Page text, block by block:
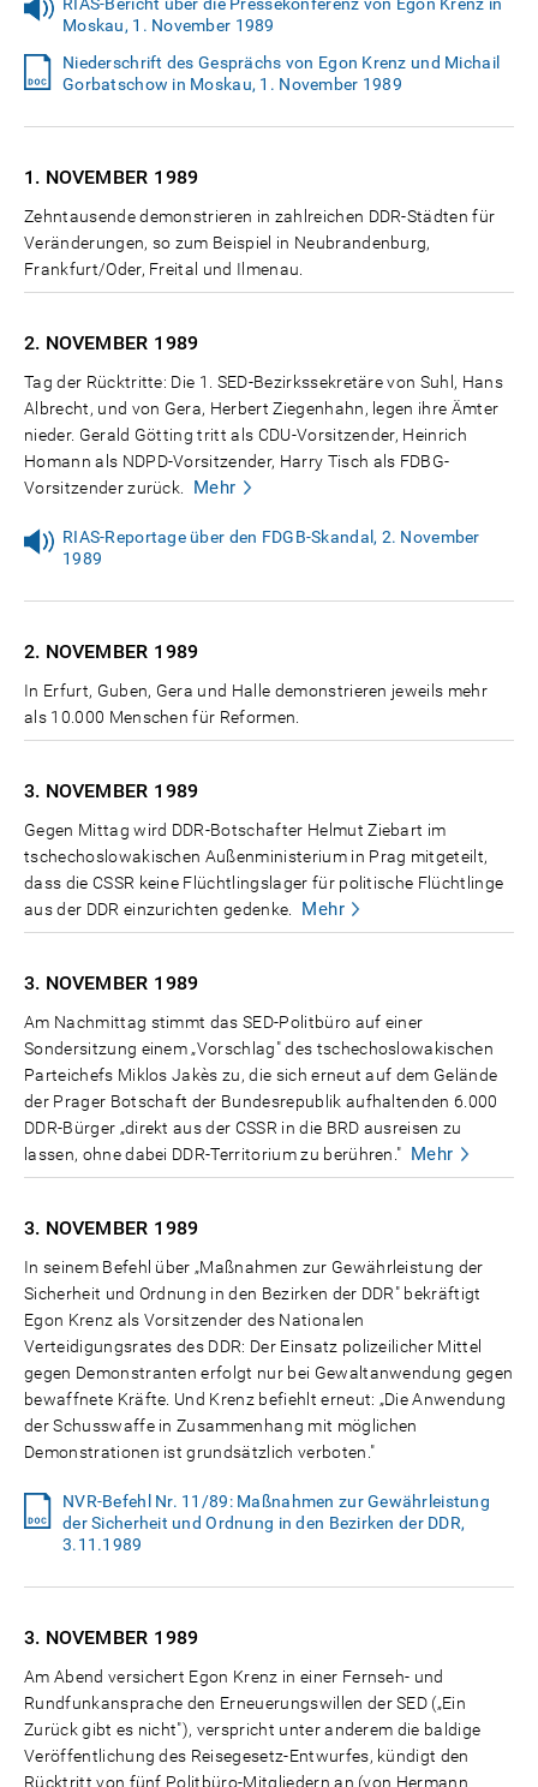
Moskau, 1. November 1989
Niederschrift des Gesprächs von Egon Krenz und Michail
Gorbatschow in Moskau, 1. November 1989
1. NOVEMBER 1989
Zehntausende demonstrieren in zahlreichen DDR-Städten für
Veränderungen, so zum Beispiel in Neubrandenburg,
Frankfurt/Oder, Freital und Ilmenau.
2. NOVEMBER 1989
Tag der Rücktritte: Die 1. SED-Bezirkssekretäre von Suhl, Hans
Albrecht, und von Gera, Herbert Ziegenhahn, legen ihre Ämter
nieder. Gerald Götting tritt als CDU-Vorsitzender, Heinrich
Homann als NDPD-Vorsitzender, Harry Tisch als FDBG-
Vorsitzender zurück.
Mehr
RIAS-Reportage über den FDGB-Skandal, 2. November
1989
2. NOVEMBER 1989
In Erfurt, Guben, Gera und Halle demonstrieren jeweils mehr
als 10.000 Menschen für Reformen.
3. NOVEMBER 1989
Gegen Mittag wird DDR-Botschafter Helmut Ziebart im
tschechoslowakischen Außenministerium in Prag mitgeteilt,
dass die CSSR keine Flüchtlingslager für politische Flüchtlinge
aus der DDR einzurichten gedenke.
Mehr
3. NOVEMBER 1989
Am Nachmittag stimmt das SED-Politbüro auf einer
Sondersitzung einem „Vorschlag" des tschechoslowakischen
Parteichefs Miklos Jakès zu, die sich erneut auf dem Gelände
der Prager Botschaft der Bundesrepublik aufhaltenden 6.000
DDR-Bürger „direkt aus der CSSR in die BRD ausreisen zu
lassen, ohne dabei DDR-Territorium zu berühren." Mehr
3. NOVEMBER 1989
In seinem Befehl über „Maßnahmen zur Gewährleistung der
Sicherheit und Ordnung in den Bezirken der DDR" bekräftigt
Egon Krenz als Vorsitzender des Nationalen
Verteidigungsrates des DDR: Der Einsatz polizeilicher Mittel
gegen Demonstranten erfolgt nur bei Gewaltanwendung gegen
bewaffnete Kräfte. Und Krenz befiehlt erneut: „Die Anwendung
der Schusswaffe in Zusammenhang mit möglichen
Demonstrationen ist grundsätzlich verboten."
NVR-Befehl Nr. 11/89: Maßnahmen zur Gewährleistung
der Sicherheit und Ordnung in den Bezirken der DDR,
3.11.1989
3. NOVEMBER 1989
Am Abend versichert Egon Krenz in einer Fernseh- und
Rundfunkansprache den Erneuerungswillen der SED („Ein
Zurück gibt es nicht"), verspricht unter anderem die baldige
Veröffentlichung des Reisegesetz-Entwurfes, kündigt den
Rücktritt von fünf Politbüro-Mitgliedern an (von Hermann